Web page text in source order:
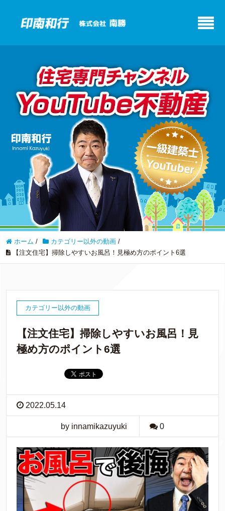
ホーム / カテゴリー以外の動画 /
【注文住宅】掃除しやすいお風呂！見極め方のポイント6選
カテゴリー以外の動画
【注文住宅】掃除しやすいお風呂！見
極め方のポイント6選
2022.05.14
by innamikazuyuki 0